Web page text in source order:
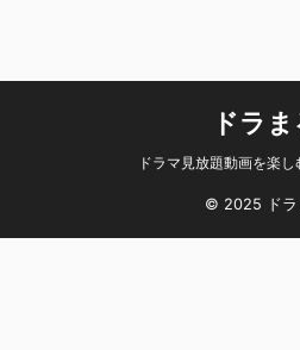
ドラま
ドラマ見放題動画を楽
© 2025 ドラ